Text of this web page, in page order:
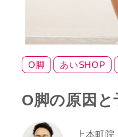
O脚 あいSHOP
O脚の原因
上本町院